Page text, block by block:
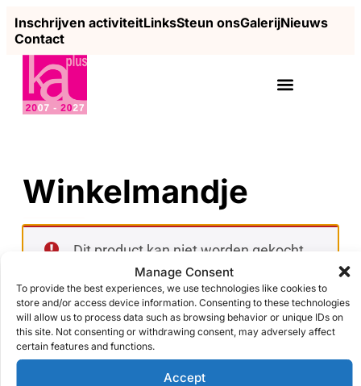
Manage Consent
To provide the best experiences, we use technologies like cookies to
store and/or access device information. Consenting to these technologies
will allow us to process data such as browsing behavior or unique IDs on
this site. Not consenting or withdrawing consent, may adversely affect
certain features and functions.
Accept
Inschrijven activiteitLinksSteun onsGalerijNieuws
Contact
Winkelmandje
Dit product kan niet worden gekocht.
Je winkelwagen is momenteel leeg.